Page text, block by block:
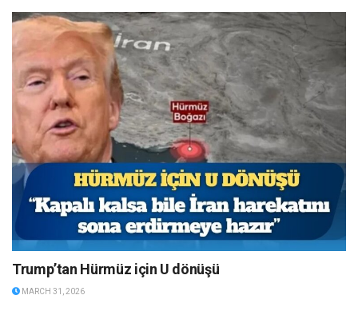
Trump’tan Hürmüz için U dönüşü
MARCH 31, 2026